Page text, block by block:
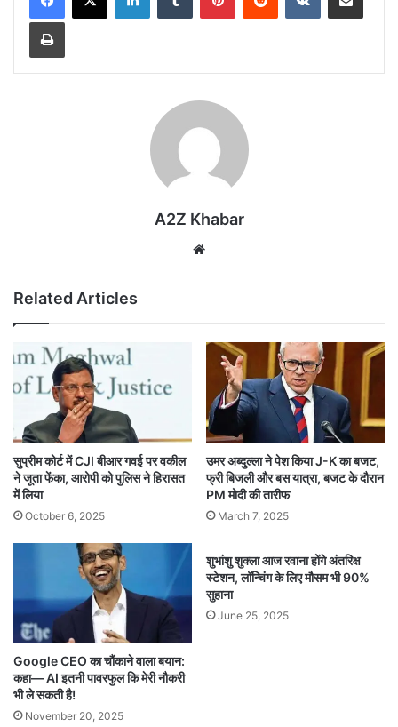
Print
A2Z Khabar
Related Articles
सुप्रीम कोर्ट में CJI बीआर गवई पर वकील
ने जूता फेंका, आरोपी को पुलिस ने हिरासत
में लिया
October 6, 2025
उमर अब्दुल्ला ने पेश किया J-K का बजट,
फ्री बिजली और बस यात्रा, बजट के दौरान
PM मोदी की तारीफ
March 7, 2025
Google CEO का चौंकाने वाला बयान:
कहा— AI इतनी पावरफुल कि मेरी नौकरी
भी ले सकती है!
November 20, 2025
शुभांशु शुक्ला आज रवाना होंगे अंतरिक्ष
स्टेशन, लॉन्चिंग के लिए मौसम भी 90%
सुहाना
June 25, 2025